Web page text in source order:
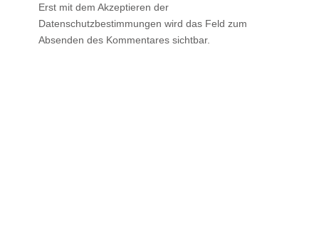
Erst mit dem Akzeptieren der
Datenschutzbestimmungen wird das Feld zum
Absenden des Kommentares sichtbar.